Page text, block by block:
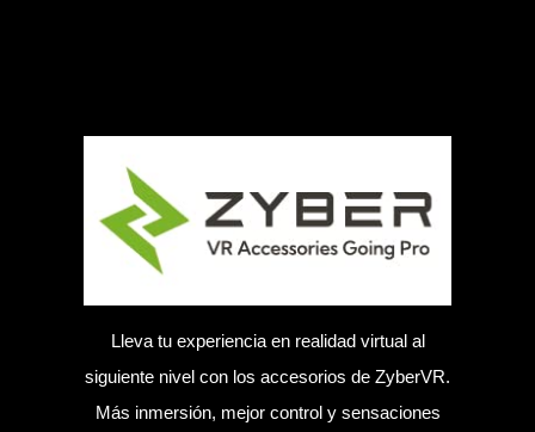
Lleva tu experiencia en realidad virtual al
siguiente nivel con los accesorios de ZyberVR.
Más inmersión, mejor control y sensaciones